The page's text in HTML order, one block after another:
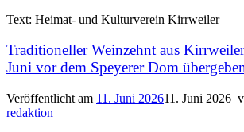
Text: Heimat- und Kulturverein Kirrweiler
Traditioneller Weinzehnt aus
Juni vor dem Speyerer Dom
Veröffentlicht am 11. Juni 202611. Juni 2026
redaktion